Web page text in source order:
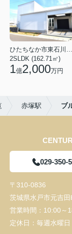
2SLDK (162.71㎡)
1億2,000万円
赤塚駅 ブ
029-350-
〒310-0836
茨城県水戸市元吉
営業時間： 10:00～
定休日： 毎週水曜日